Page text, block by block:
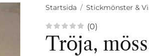
Startsida / Stickmönster &
(0)
Tröja,